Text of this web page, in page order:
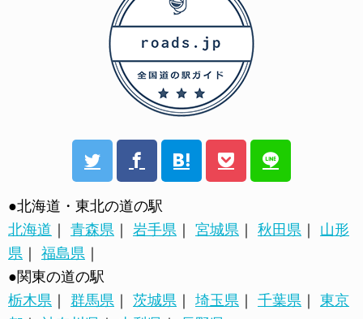
●北海道・東北の道の駅
北海道 ｜ 青森県 ｜ 岩手県 ｜ 宮城県 ｜ 秋田県 ｜ 山形
県 ｜ 福島県 ｜
●関東の道の駅
栃木県 ｜ 群馬県 ｜ 茨城県 ｜ 埼玉県 ｜ 千葉県 ｜ 東京